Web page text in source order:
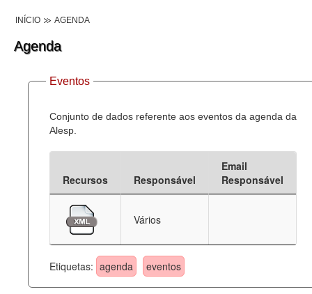
Lei de Acesso à Informação
Dados Governamentais Abertos
Planejamento
Catálogo de dados
Deputados Estaduais
Administração
Legislação
INÍCIO AGENDA
Agenda
Eventos
Conjunto de dados referente aos eventos da agenda da
Alesp.
Recursos Responsável
Email
Responsável
Vários
Etiquetas: agenda eventos